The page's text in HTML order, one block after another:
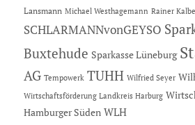
Lansmann Michael Westhagemann Rainer Kalbe
SCHLARMANNvonGEYSO
Buxtehude Sparkasse Lüneburg
AG Tempowerk TUHH Wilfried Seyer
Wirtschaftsförderung Landkreis Harburg
Hamburger Süden WLH